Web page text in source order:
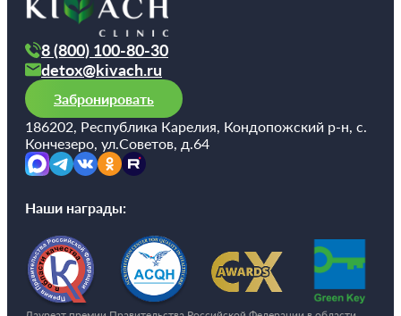
8 (800) 100-80-30
detox@kivach.ru
Забронировать
186202, Республика Карелия, Кондопожский р-н, с.
Кончезеро, ул.Советов, д.64
Наши награды: